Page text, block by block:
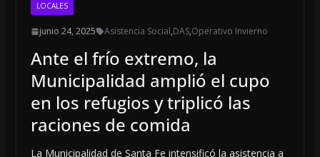
LOCALES
junio 24, 2025 Asistencia Social,DAS,Operativo Invierno
Ante el frío extremo, la
Municipalidad amplió el cupo
en los refugios y triplicó las
raciones de comida
La Municipalidad de Santa Fe intensificó la asistencia a